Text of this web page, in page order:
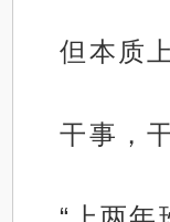
但本质
干事，